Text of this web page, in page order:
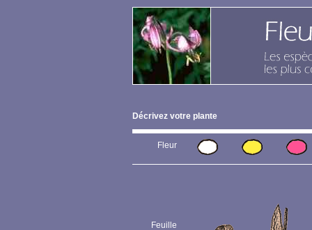
Décrivez votre plante
Fleur
Feuille